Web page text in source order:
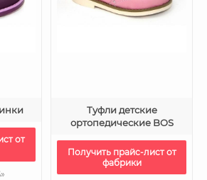
от
Туфли детские
ортопедические BOS
Получить прайс-лист от
фабрики